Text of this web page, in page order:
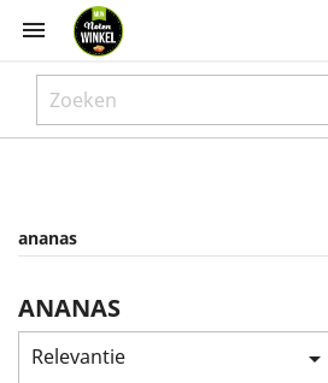

ananas
ANANAS
Relevantie 